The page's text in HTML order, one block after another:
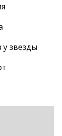
у звезды